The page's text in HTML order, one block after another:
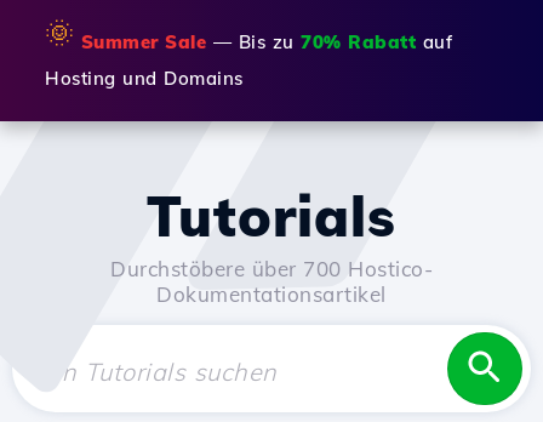
🌞 Summer Sale — Bis zu 70% Rabatt auf
Hosting und Domains
Tutorials
Durchstöbere über 700 Hostico-
Dokumentationsartikel